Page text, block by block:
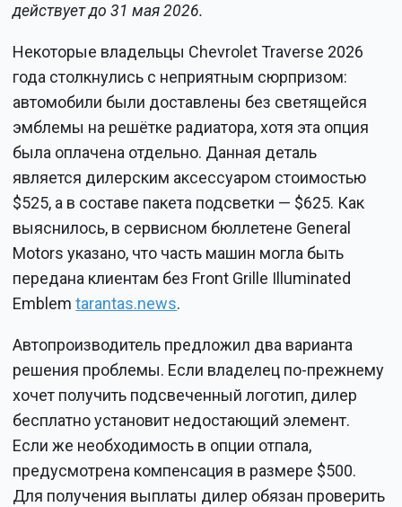
действует до 31 мая 2026.
Некоторые владельцы Chevrolet Traverse 2026
года столкнулись с неприятным сюрпризом:
автомобили были доставлены без светящейся
эмблемы на решётке радиатора, хотя эта опция
была оплачена отдельно. Данная деталь
является дилерским аксессуаром стоимостью
$525, а в составе пакета подсветки — $625. Как
выяснилось, в сервисном бюллетене General
Motors указано, что часть машин могла быть
передана клиентам без Front Grille Illuminated
Emblemtarantas.news.
Автопроизводитель предложил два варианта
решения проблемы. Если владелец по-прежнему
хочет получить подсвеченный логотип, дилер
бесплатно установит недостающий элемент.
Если же необходимость в опции отпала,
предусмотрена компенсация в размере $500.
Для получения выплаты дилер обязан проверить